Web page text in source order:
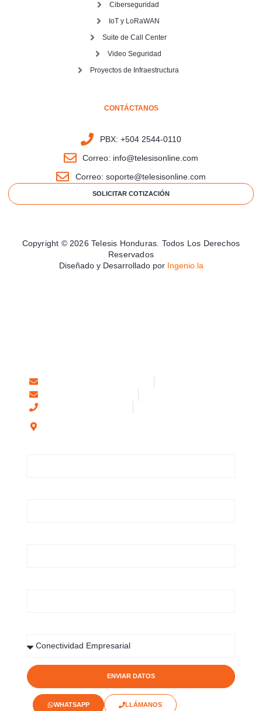
Ciberseguridad
IoT y LoRaWAN
Suite de Call Center
Video Seguridad
Proyectos de Infraestructura
CONTÁCTANOS
PBX: +504 2544-0110
Correo: info@telesisonline.com
Correo: soporte@telesisonline.com
SOLICITAR COTIZACIÓN
Copyright © 2026 Telesis Honduras. Todos Los Derechos
Reservados
Diseñado y Desarrollado por Ingenio.la
ENVIAR DATOS
WHATSAPP LLÁMANOS